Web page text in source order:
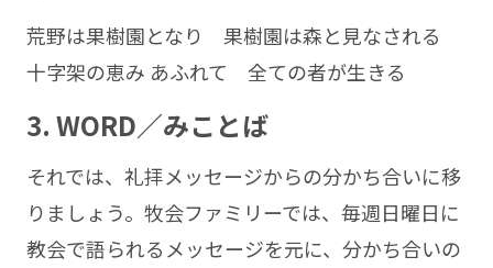
荒野は果樹園となり 果樹園は森と見なされる
十字架の恵み あふれて 全ての者が生きる
3. WORD／みことば
それでは、礼拝メッセージからの分かち合いに移
りましょう。牧会ファミリーでは、毎週日曜日に
教会で語られるメッセージを元に、分かち合いの